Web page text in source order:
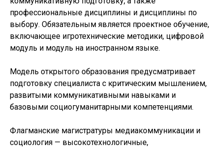
профессиональные дисциплины и дисциплины по
выбору. Обязательным является проектное обучение,
включающее игротехнические методики, цифровой
модуль и модуль на иностранном языке.
Модель открытого образования предусматривает
подготовку специалиста с критическим мышлением,
развитыми коммуникативными навыками и
базовыми социогуманитарными компетенциями.
Флагманские магистратуры медиакоммуникации и
социология — высокотехнологичные,